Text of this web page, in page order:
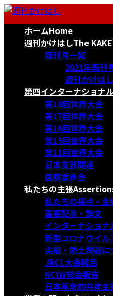
コ
ナ
ホームHome
週刊かけはしThe
既刊号一覧
2021年既刊
週刊かけは
第四インターナショナ
第18回世界大会
第17回世界大会
第16回世界大会
第15回世界大会
第11回世界大会
日本支部関連
国際委員会
私たちの主張
私たちの視点・主
重要記事・論文
インターナショナ
新型コロナウイ
尖閣・領土問題に
JRCL大会報告
NCIW総会報告
日本革命的共産